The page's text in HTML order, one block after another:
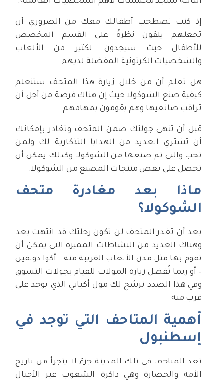
إذ كنت تصطحب أطفالك معك من الضروري أن
تجعلهم يلقون نظرةً على القسم المخصص
للأطفال حيث سيجدون الكثير من الألعاب
والشخصيات الكرتونية المفضلة لديهم.
هل تعلم أن من خلال زيارة هذا المتحف ستتعلم
كيفية صنع الشوكولا حيث إن هناك فرصة من أجل أن
تراقب صانعيها وهم يقومون بمهامهم.
قبل أن تنهي جولتك ضمن المتحف وتغادر بإمكانك
أن تشتري العديد من الهدايا التذكارية لك ولمن
تحب والتي تم صنعها من الشوكولا وكذلك يمكن أن
تحصل على بعض منتجات المصنع من الشوكولا.
ماذا بعد مغادرة متحف
الشوكولا؟
بعد أن تغدر المتحف لن تكون رحلتك قد انتهت بعد
وهناك العديد من النشاطات المميزة التي يمكن أن
تقوم بها مثل مدن الألعاب القريبة منه – أكوا دولفين
– أو ربما تُفضل زيارة المولات للقيام بجولات التسوق
وفي هذا الصدد نرشح لك مول أكباتي الذي يوجد على
قرب منه.
أهمية المتاحف التي توجد في
إسطنبول
تعد المتاحف في تلك المدينة جزءٌ لا يتجزأ من تاريخ
الأمة والحضارة وهي ذاكرة الشعوب عبر الأجيال